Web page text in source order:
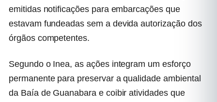
emitidas notificações para embarcações que
estavam fundeadas sem a devida autorização dos
órgãos competentes.
Segundo o Inea, as ações integram um esforço
permanente para preservar a qualidade ambiental
da Baía de Guanabara e coibir atividades que